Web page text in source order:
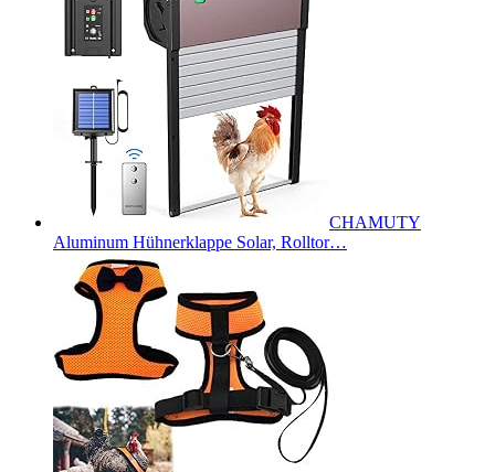
CHAMUTY
Aluminum Hühnerklappe Solar, Rolltor…